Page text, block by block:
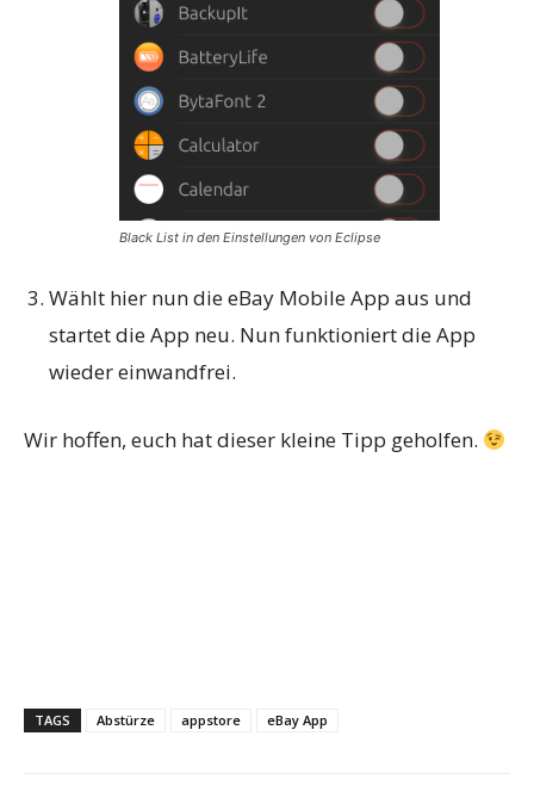
Black List in den Einstellungen von Eclipse
Wählt hier nun die eBay Mobile App aus und
startet die App neu. Nun funktioniert die App
wieder einwandfrei.
Wir hoffen, euch hat dieser kleine Tipp geholfen.
TAGS Abstürze appstore eBay App